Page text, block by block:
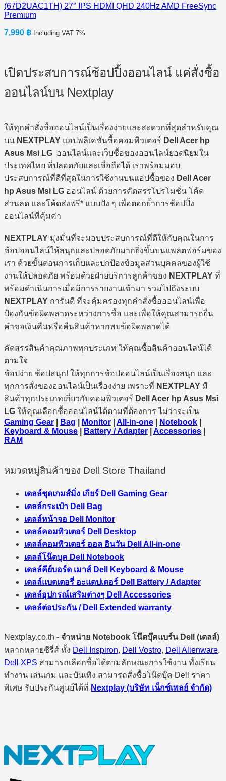
(67D2UAC1TH) 27″ IPS HDMI QHD 240Hz AMD FreeSync
Premium
7,990 ฿ Including VAT 7%
เปิดประสบการณ์ช้อปปิ้งออนไลน์ แค่สั่งซื้อ
ออนไลน์บน Nextplay
ให้ทุกคำสั่งซื้อออนไลน์เป็นเรื่องง่ายและสะดวกที่สุดสำหรับคุณ
บน NEXTPLAY แอปพลิเคชันซื้อคอมพิวเตอร์ Dell Acer hp
Asus Msi LG ออนไลน์และเว็บซื้อของออนไลน์ยอดนิยมใน
ประเทศไทย ที่ปลอดภัยและเชื่อถือได้ เราพร้อมมอบ
ประสบการณ์ที่ดีที่สุดในการใช้งานบนแอปซื้อของ Dell Acer
hp Asus Msi LG ออนไลน์ ด้วยการคัดสรรโปรโมชั่น โค้ด
ส่วนลด และโค้ดส่งฟรี* แบบปัง ๆ เพื่อตอกย้ำการช้อปปิ้ง
ออนไลน์ที่คุ้มค่า
NEXTPLAY มุ่งมั่นที่จะมอบประสบการณ์ที่ดีให้กับคุณในการ
ช้อปออนไลน์ให้สนุกและปลอดภัยมากยิ่งขึ้นบนแพลตฟอร์มของ
เรา ด้วยขั้นตอนการเก็บและปกป้องข้อมูลส่วนบุคคลของผู้ใช้
งานให้ปลอดภัย พร้อมด้วยฝ่ายบริการลูกค้าของ NEXTPLAY ที่
พร้อมดำเนินการเมื่อมีการรายงานเข้ามา รวมไปถึงระบบ
NEXTPLAY การันตี ที่จะคุ้มครองทุกคำสั่งซื้อออนไลน์เพื่อ
ป้องกันข้อผิดพลาดระหว่างการซื้อ และเพื่อให้คุณสามารถยื่น
คำขอเงินคืนหรือคืนสินค้าหากพบข้อผิดพลาดได้
คัดสรรสินค้าคุณภาพทุกประเภท ให้คุณซื้อสินค้าออนไลน์ได้
ตามใจ
ช้อปง่าย ช้อปสนุก! ให้ทุกการช้อปออนไลน์เป็นเรื่องสนุก และ
ทุกการสั่งของออนไลน์เป็นเรื่องง่าย เพราะที่ NEXTPLAY มี
สินค้าทุกประเภทเกี่ยวกับคอมพิวเตอร์ Dell Acer hp Asus Msi
LG ให้คุณเลือกซื้อออนไลน์ได้ตามที่ต้องการ ไม่ว่าจะเป็น
Gaming Gear
Bag Monitor All-in-one Notebook
Keyboard & Mouse
Battery / Adapter Accessories
RAM
หมวดหมู่สินค้าของ Dell Store Thailand
เดลล์ชุดเกมส์มิ่ง เกียร์ Dell Gaming Gear
เดลล์กระเป๋า Dell Bag
เดลล์หน้าจอ Dell Monitor
เดลล์คอมพิวเตอร์ Dell Desktop
เดลล์คอมพิวเตอร์ ออล อินวัน Dell All-in-one
เดลล์โน๊ตบุค Dell Notebook
เดลล์คีย์บอร์ด เมาส์ Dell Keyboard & Mouse
เดลล์แบตเตอรี่ อะแดปเตอร์ Dell Battery / Adapter
เดลล์อุปกรณ์เสริมต่างๆ Dell Accessories
เดลล์ต่อประกัน / Dell Extended warranty
Nextplay.co.th - จำหน่าย Notebook โน๊ตบุ๊คแบร์น Dell (เดลล์)
หลากหลายซีรี่ส์ ทั้ง Dell Inspiron, Dell Vostro, Dell Alienware,
Dell XPS สามารถเลือกซื้อได้ตามลักษณะการใช้งาน ทั้งเรียน
ทำงาน เล่นเกม และบันเทิง สามารถสั่งซื้อโน๊ตบุ๊ค Dell ราคา
พิเศษ รับประกันศูนย์ได้ที่ Nextplay (บริษัท เน็กซ์เพลย์ จำกัด)